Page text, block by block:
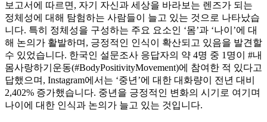
보고서에 따르면, 자기 자신과 세상을 바라보는 렌즈가 되는
정체성에 대해 탐험하는 사람들이 늘고 있는 것으로 나타났습
니다. 특히 정체성을 구성하는 주요 요소인 ‘몸’과 ‘나이’에 대
해 논의가 활발하며, 긍정적인 인식이 확산되고 있음을 발견할
수 있었습니다. 한국인 설문조사 응답자의 약 4명 중 1명이 #내
몸사랑하기운동(#BodyPositivityMovement)에 참여한 적 있다고
답했으며, Instagram에서는 ‘중년’에 대한 대화량이 전년 대비
2,402% 증가했습니다. 중년을 긍정적인 변화의 시기로 여기며
나이에 대한 인식과 논의가 늘고 있는 것입니다.